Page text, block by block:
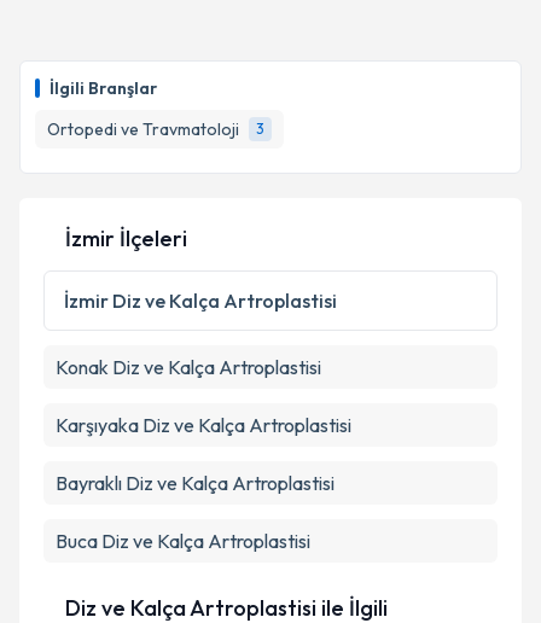
İlgili Branşlar
Ortopedi ve Travmatoloji
3
E-posta Adresiniz
Kişisel verilerimin işlenmesine ilişkin
Metni'ni okudum ve kişisel verilerimin belirtilen
kapsamda işlenmesini kabul ediyorum.
İzmir İlçeleri
İzmir Diz ve Kalça Artroplastisi
Konak Diz ve Kalça Artroplastisi
Karşıyaka Diz ve Kalça Artroplastisi
Bayraklı Diz ve Kalça Artroplastisi
Buca Diz ve Kalça Artroplastisi
Diz ve Kalça Artroplastisi ile İlgili